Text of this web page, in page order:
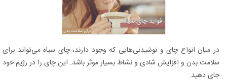
در میان انواع چای و نوشیدنی‌هایی که وجود دارند، چای سیاه می‌تواند برای
سلامت بدن و افزایش شادی و نشاط بسیار موثر باشد. این چای را در رژیم خود
جای دهید.